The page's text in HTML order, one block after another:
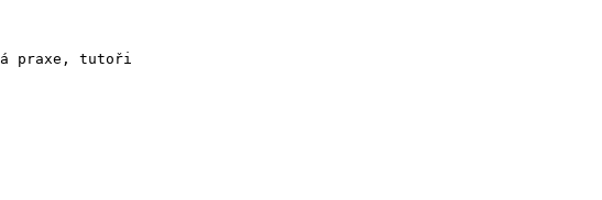
praxe, tutoři